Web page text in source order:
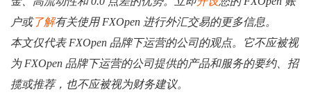
户或了解有关使用 FXOpen 进行外汇交易的更多信息。
本文仅代表 FXOpen 品牌下运营的公司的观点。它不应被视
为 FXOpen 品牌下运营的公司提供的产品和服务的要约、招
揽或推荐，也不应被视为财务建议。